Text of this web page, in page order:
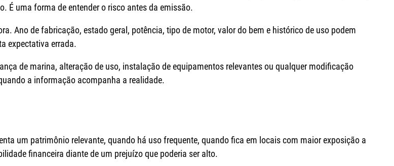
É uma forma de entender o risco antes da emissão.
Ano de fabricação, estado geral, potência, tipo de motor, valor do bem e histórico de uso podem
expectativa errada.
de marina, alteração de uso, instalação de equipamentos relevantes ou qualquer modificação
a informação acompanha a realidade.
um patrimônio relevante, quando há uso frequente, quando fica em locais com maior exposição a
financeira diante de um prejuízo que poderia ser alto.